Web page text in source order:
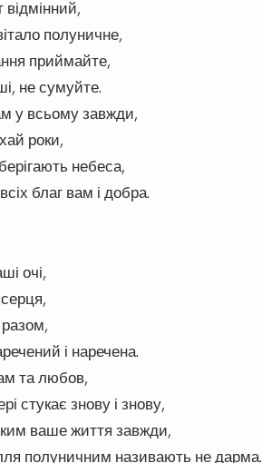
полуничне,
приймайте,
не сумуйте.
у всьому завжди,
роки,
небеса,
благ вам і добра.
очі,
і наречена.
та любов,
стукає знову і знову,
ваше життя завжди,
полуничним називають не дарма.